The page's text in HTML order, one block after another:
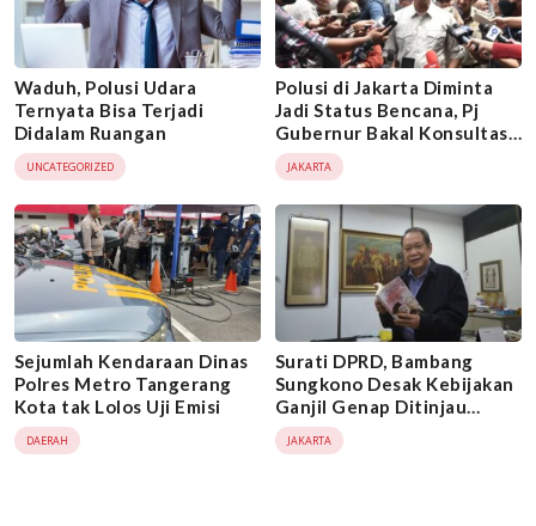
Waduh, Polusi Udara
Ternyata Bisa Terjadi
Didalam Ruangan
UNCATEGORIZED
Polusi di Jakarta Diminta
Jadi Status Bencana, Pj
Gubernur Bakal Konsultasi
Dulu
JAKARTA
Sejumlah Kendaraan Dinas
Polres Metro Tangerang
Kota tak Lolos Uji Emisi
DAERAH
Surati DPRD, Bambang
Sungkono Desak Kebijakan
Ganjil Genap Ditinjau
Ulang Karena Rugikan
Masyarakat
JAKARTA